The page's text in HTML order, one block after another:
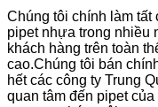
Chúng tôi chính làm
pipet nhựa trong nhiều
khách hàng trên toàn
cao.Chúng tôi bán
hết các công ty Trung
quan tâm đến pipet